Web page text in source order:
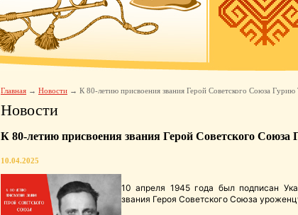
Главная Новости К 80-летию присвоения звания Герой Советского Союза
Новости
К 80-летию присвоения звания Герой Советского
10.04.2025
10 апреля 1945 года был подписан
звания Героя Советского Союза